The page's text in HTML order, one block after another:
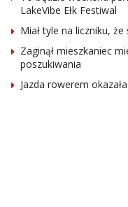
LakeVibe Ełk Festiwal
Miał tyle na liczniku,
Zaginął mieszkaniec
poszukiwania
Jazda rowerem